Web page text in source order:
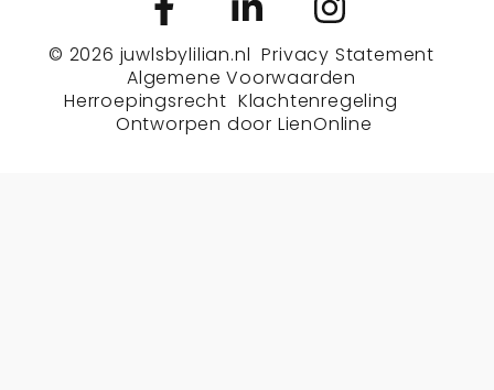
© 2026 juwlsbylilian.nl Privacy Statement
Algemene Voorwaarden
Herroepingsrecht Klachtenregeling
Ontworpen door LienOnline